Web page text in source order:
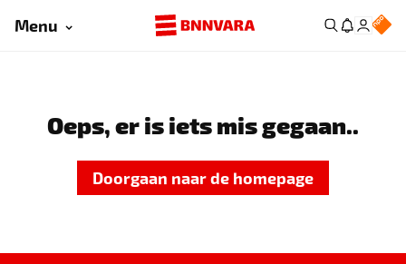
Menu
Oeps, er is iets mis gegaan..
Doorgaan naar de homepage